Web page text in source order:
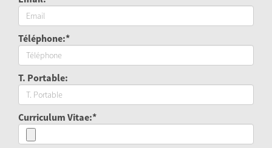
Téléphone:*
T. Portable:
Curriculum Vitae:*